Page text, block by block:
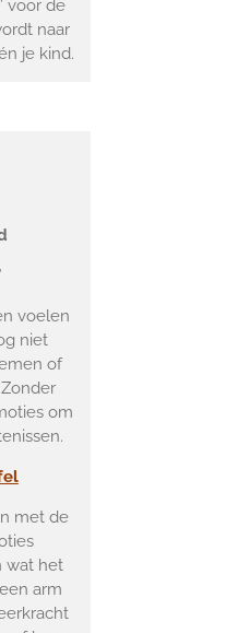
voor de
naar
je kind.
voelen
niet
of
om
met de
wat het
arm